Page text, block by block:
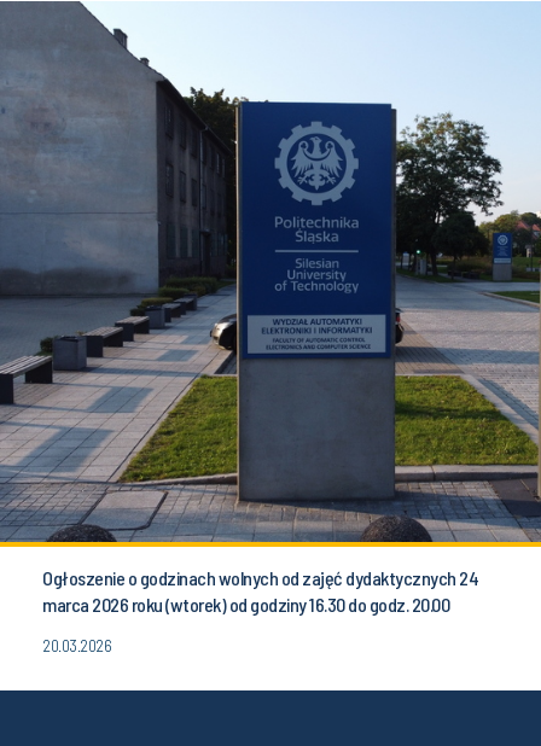
Ogłoszenie o godzinach wolnych od zajęć dydaktycznych 24
marca 2026 roku (wtorek) od godziny 16.30 do godz. 20.00
20.03.2026